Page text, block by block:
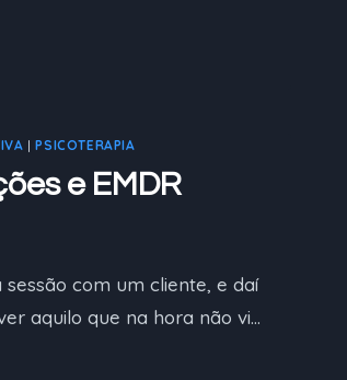
|PSICOTERAPIA
e EMDR
com um cliente, e daí
aquilo que na hora não vi…